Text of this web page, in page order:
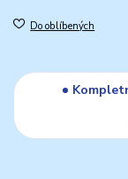
Do oblíbených